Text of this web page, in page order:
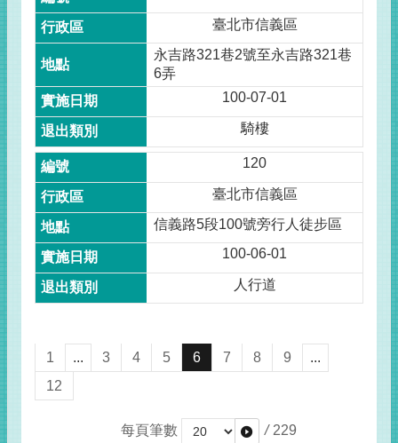
臺北市信義區
永吉路321巷2號至永吉路321巷
6弄
100-07-01
騎樓
120
臺北市信義區
信義路5段100號旁行人徒步區
100-06-01
人行道
1 ... 3 4 5 6 7 8 9
...
12
每頁筆數 / 229